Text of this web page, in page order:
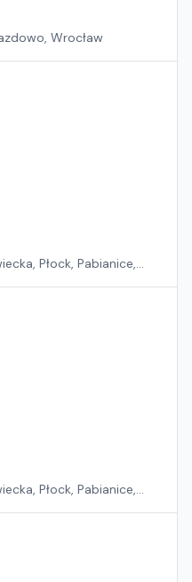
Wrocław
Płock, Pabianice,
Płock, Pabianice,